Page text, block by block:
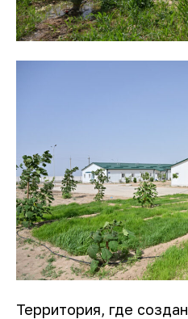
Территория, где